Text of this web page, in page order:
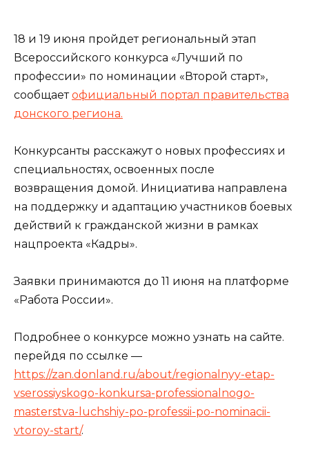
18 и 19 июня пройдет региональный этап
Всероссийского конкурса «Лучший по
профессии» по номинации «Второй старт»,
сообщаетофициальный портал правительства
донского региона.
Конкурсанты расскажут о новых профессиях и
специальностях, освоенных после
возвращения домой. Инициатива направлена
на поддержку и адаптацию участников боевых
действий к гражданской жизни в рамках
нацпроекта «Кадры».
Заявки принимаются до 11 июня на платформе
«Работа России».
Подробнее о конкурсе можно узнать на сайте.
перейдя по ссылке —
https://zan.donland.ru/about/regionalnyy-etap-
vserossiyskogo-konkursa-professionalnogo-
masterstva-luchshiy-po-professii-po-nominacii-
vtoroy-start/.